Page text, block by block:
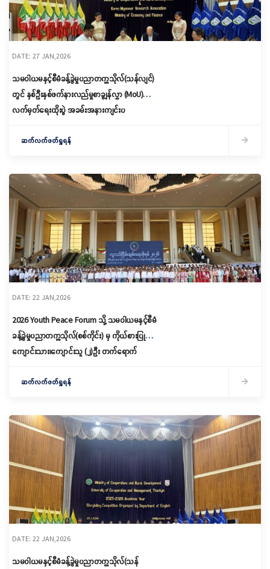
DATE: 27 JAN,2026
သမဝါယမနှင့်စီမံခန့်ခွဲမှုပညာတက္ကသိုလ်(သန်လျင်)
တွင် နှစ်ဦးနှစ်ဖက်နားလည်မှုစာချွန်လွှာ (MoU)
လက်မှတ်ရေးထိုးပွဲ အခမ်းအနားကျင်းပ
ဆက်လက်ဖတ်ရှုရန်
DATE: 22 JAN,2026
2026 Youth Peace Forum သို့ သမဝါယမနှင့်စီမံ
ခန့်ခွဲမှုပညာတက္ကသိုလ်(စစ်ကိုင်း) မှ ကိုယ်စားပြု
ကျောင်းသား၊ကျောင်းသူ (၂)ဦး တက်ရောက်
ဆက်လက်ဖတ်ရှုရန်
DATE: 22 JAN,2026
သမဝါယမနှင့်စီမံခန့်ခွဲမှုပညာတက္ကသိုလ်(သန်